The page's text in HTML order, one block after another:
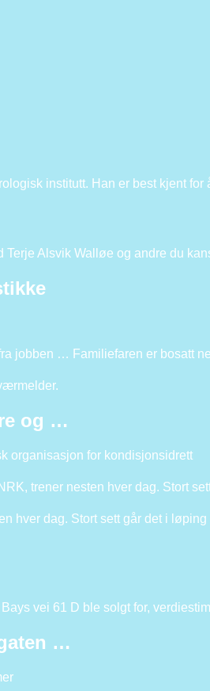
institutt. Han er best kjent
Alsvik Walløe og andre du
jobben … Familiefaren er bosatt
og …
organisasjon for kondisjonsidrett
trener nesten hver dag. Stort
hver dag. Stort sett går det i
vei 61 D ble solgt for,
…